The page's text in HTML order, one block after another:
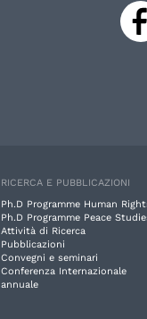
RICERCA E PUBBLICAZIONI
Ph.D Programme Human
Ph.D Programme Peace
Attività di Ricerca
Pubblicazioni
Convegni e seminari
Conferenza Internazionale
annuale